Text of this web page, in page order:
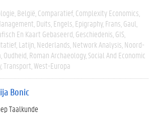
België Comparatief Complexity Economics
Duits Engels Epigraphy Frans Gaul
En Kaart Gebaseerd Geschiedenis GIS
Latijn Nederlands Network Analysis Noord-
Oudheid Roman Archaeology Social And Economic
Transport West-Europa
Bonic
Taalkunde